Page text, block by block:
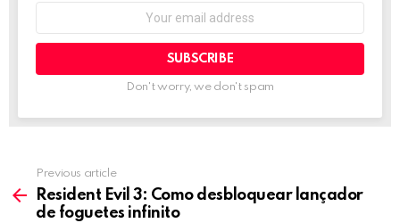
Don't worry, we don't spam
more
Previous article
Resident Evil 3: Como desbloquear lançador
de foguetes infinito